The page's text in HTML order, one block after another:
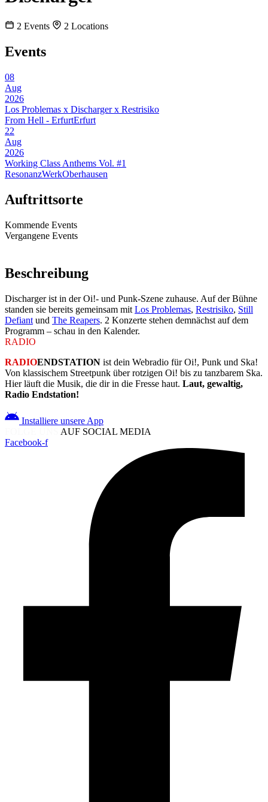
2 Events 2 Locations
Events
08
Aug
2026
Los Problemas x Discharger x Restrisiko
From Hell - ErfurtErfurt
22
Aug
2026
Working Class Anthems Vol. #1
ResonanzWerkOberhausen
Auftrittsorte
Kommende Events
Vergangene Events
Beschreibung
Discharger ist in der Oi!- und Punk-Szene zuhause. Auf der Bühne
standen sie bereits gemeinsam mit Los Problemas, Restrisiko, Still
Defiant und The Reapers. 2 Konzerte stehen demnächst auf dem
Programm – schau in den Kalender.
RADIO
RADIOENDSTATION ist dein Webradio für Oi!, Punk und Ska!
Von klassischem Streetpunk über rotzigen Oi! bis zu tanzbarem Ska.
Hier läuft die Musik, die dir in die Fresse haut. Laut, gewaltig,
Radio Endstation!
Installiere unsere App
AUF SOCIAL MEDIA
Facebook-f